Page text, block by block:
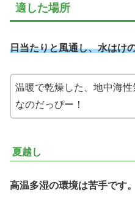
適した場所
日当たりと風通し、水はけ
温暖で乾燥した、地中海性
なのだっぴー！
夏越し
高温多湿の環境は苦手です。